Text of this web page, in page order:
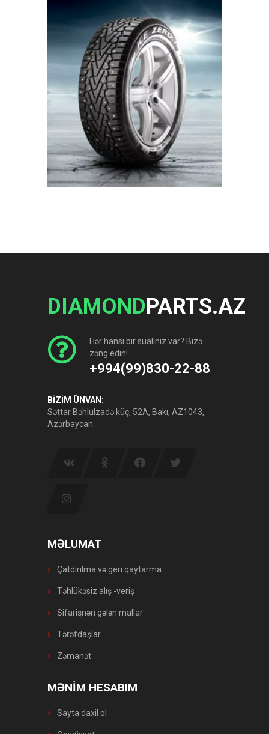
DIAMONDPARTS.AZ
Hər hansı bir sualınız var? Bizə
zəng edin!
+994(99)830-22-88
BİZİM ÜNVAN:
Səttar Bəhlulzadə küç, 52A, Bakı, AZ1043,
Azərbaycan.
MƏLUMAT
Çatdırılma və geri qaytarma
Təhlükəsiz alış -veriş
Sifarişnən gələn mallar
Tərəfdaşlar
Zəmanət
MƏNİM HESABIM
Sayta daxil ol